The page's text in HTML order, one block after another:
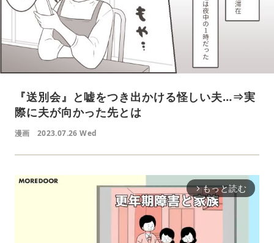
『送別会』と嘘をつき出かける怪しい夫…⇒実
際に夫が向かった先とは
漫画 2023.07.26 Wed
arrow_forward_ios もっと読む